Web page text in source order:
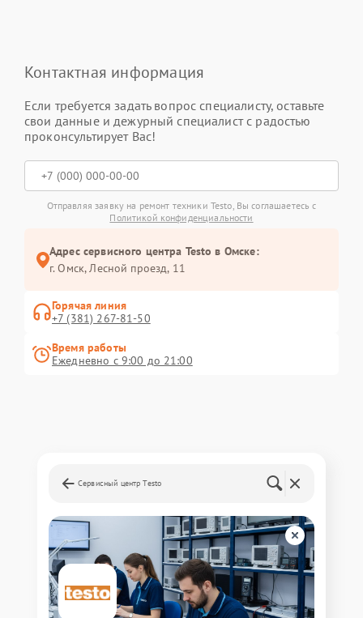
Контактная информация
Если требуется задать вопрос специалисту, оставьте
свои данные и дежурный специалист с радостью
проконсультирует Вас!
Отправляя заявку на ремонт техники Testo, Вы соглашаетесь с
Политикой конфиденциальности
Адрес сервисного центра Testo в Омске:
г. Омск, ​Лесной проезд, 11
Горячая линия
+7 (381) 267-81-50
Время работы
Ежедневно с 9:00 до 21:00
Сервисный центр Testo